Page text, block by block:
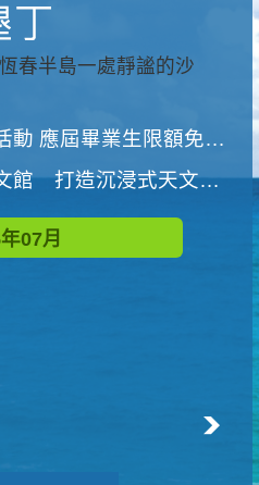
應屆畢業生限額免費參加
造沉浸式天文探索營隊
07月